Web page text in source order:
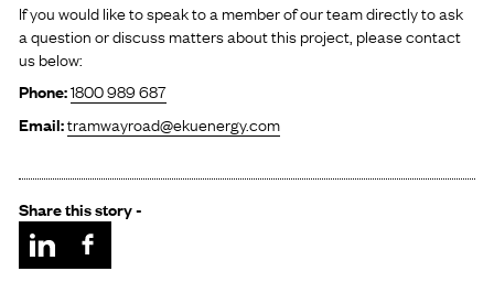
Share this story -
If you would like to speak to a member of our team directly to ask
a question or discuss matters about this project, please contact
us below:
Phone:1800 989 687
Email:tramwayroad@ekuenergy.com